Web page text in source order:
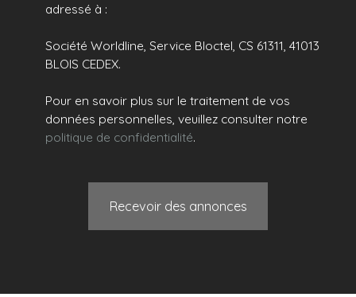
adressé à :
Société Worldline, Service Bloctel, CS 61311, 41013
BLOIS CEDEX.
Pour en savoir plus sur le traitement de vos
données personnelles, veuillez consulter notre
politique de confidentialité.
Recevoir des annonces